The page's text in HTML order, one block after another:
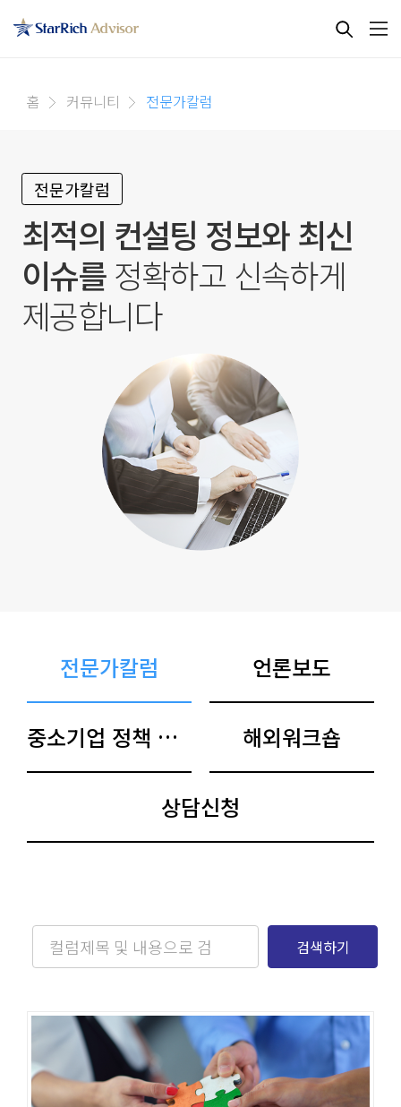
홈 커뮤니티 전문가칼럼
전문가칼럼
최적의 컨설팅 정보와 최신
이슈를정확하고 신속하게
제공합니다
전문가칼럼 언론보도
중소기업 정책 아카이브 해외워크숍
상담신청
검색하기